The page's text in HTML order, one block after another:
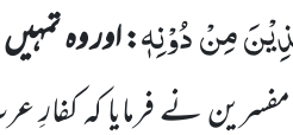
مِنْ دُوْنِهٖ: اور وہ تمہیں
نے فرمایا کہ